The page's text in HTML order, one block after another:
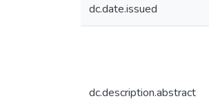
dc.date.issued
dc.description.abstract